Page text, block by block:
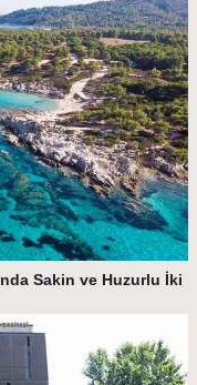
Sakin ve Huzurlu İki